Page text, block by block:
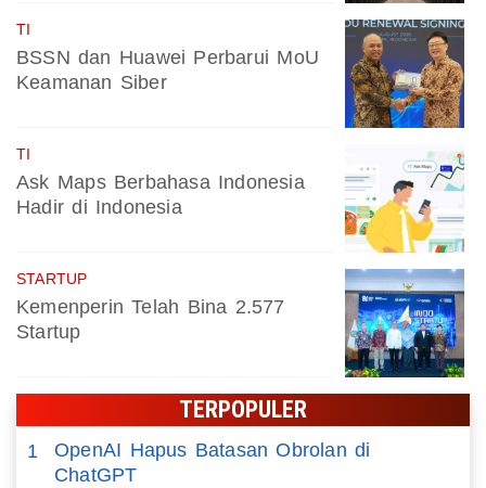
TI
BSSN dan Huawei Perbarui MoU
Keamanan Siber
TI
Ask Maps Berbahasa Indonesia
Hadir di Indonesia
STARTUP
Kemenperin Telah Bina 2.577
Startup
TERPOPULER
1
OpenAI Hapus Batasan Obrolan di
ChatGPT